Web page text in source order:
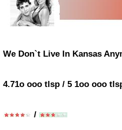
We Don`t Live In Kansas
4.71o ooo tlsp / 5 1oo ooo
/